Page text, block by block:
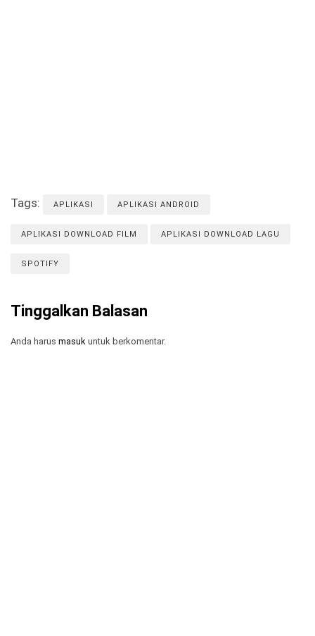
Tags: APLIKASI APLIKASI ANDROID
APLIKASI DOWNLOAD FILM APLIKASI DOWNLOAD LAGU
SPOTIFY
Tinggalkan Balasan
Anda harus masuk untuk berkomentar.